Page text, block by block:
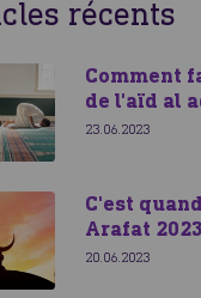
récents
Comment
de l'aïd al
23.06.2023
C'est
Arafat
20.06.2023